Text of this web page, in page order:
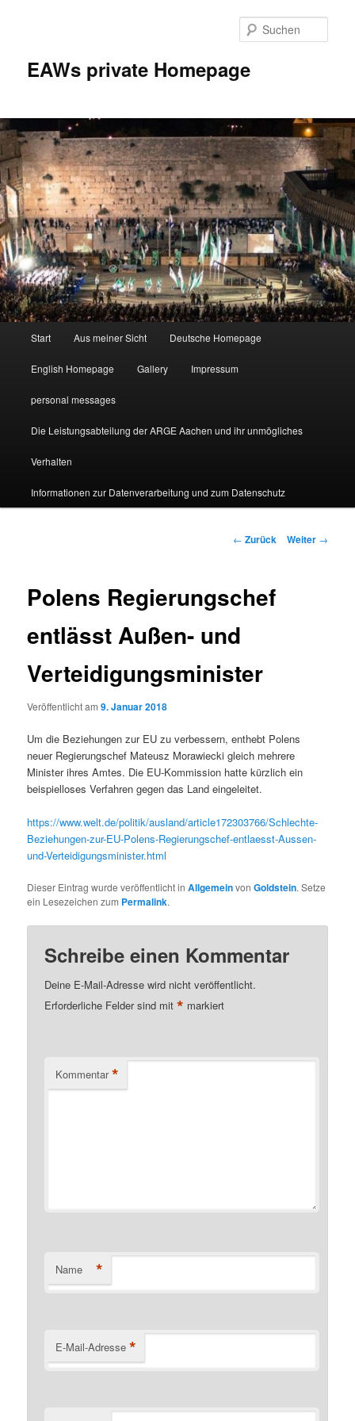
EAWs private Homepage
Start Aus meiner Sicht Deutsche Homepage
English Homepage Gallery Impressum
personal messages
Die Leistungsabteilung der ARGE Aachen und ihr unmögliches
Verhalten
Informationen zur Datenverarbeitung und zum Datenschutz
Beitragsnavigation
← Zurück Weiter →
Polens Regierungschef
entlässt Außen- und
Verteidigungsminister
Veröffentlicht am9. Januar 2018
Um die Beziehungen zur EU zu verbessern, enthebt Polens
neuer Regierungschef Mateusz Morawiecki gleich mehrere
Minister ihres Amtes. Die EU-Kommission hatte kürzlich ein
beispielloses Verfahren gegen das Land eingeleitet.
https://www.welt.de/politik/ausland/article172303766/Schlechte-
Beziehungen-zur-EU-Polens-Regierungschef-entlaesst-Aussen-
und-Verteidigungsminister.html
Dieser Eintrag wurde veröffentlicht inAllgemeinvonGoldstein. Setze
ein Lesezeichen zum Permalink.
Schreibe einen Kommentar
Deine E-Mail-Adresse wird nicht veröffentlicht.
Erforderliche Felder sind mit* markiert
Kommentar *
Name *
E-Mail-Adresse *